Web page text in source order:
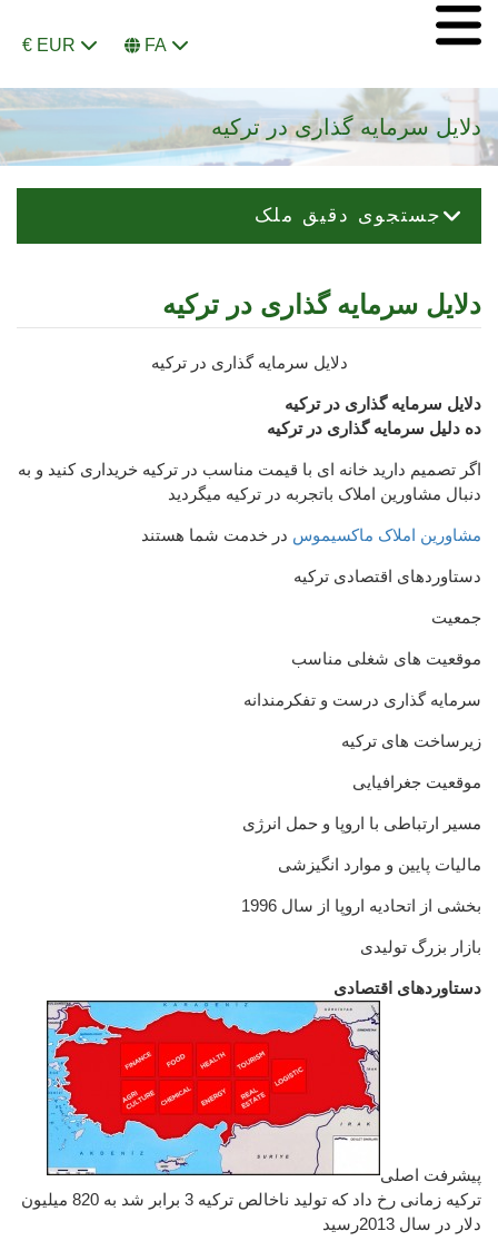
€ EUR FA
دلایل سرمایه گذاری در ترکیه
جستجوی دقیق ملک
دلایل سرمایه گذاری در ترکیه
دلایل سرمایه گذاری در ترکیه
دلایل سرمایه گذاری در ترکیه
ده دلیل سرمایه گذاری در ترکیه
اگر تصمیم دارید خانه ای با قیمت مناسب در ترکیه خریداری کنید و به
دنبال مشاورین املاک باتجربه در ترکیه میگردید
مشاورین املاک ماکسیموس در خدمت شما هستند
دستاوردهای اقتصادی ترکیه
جمعیت
موقعیت های شغلی مناسب
سرمایه گذاری درست و تفکرمندانه
زیرساخت های ترکیه
موقعیت جغرافیایی
مسیر ارتباطی با اروپا و حمل انرژی
مالیات پایین و موارد انگیزشی
بخشی از اتحادیه اروپا از سال 1996
بازار بزرگ تولیدی
دستاوردهای اقتصادی
پیشرفت اصلی
ترکیه زمانی رخ داد که تولید ناخالص ترکیه 3 برابر شد به 820 میلیون
دلار در سال 2013رسید